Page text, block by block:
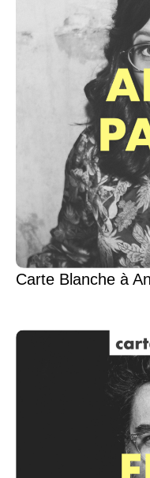
Carte Blanche à